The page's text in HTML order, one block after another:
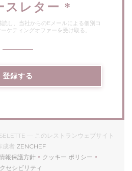
スレター *
し、当社からのEメールによる個別コ
ケティングオファーを受け取る。
登録する
— このレストランウェブサイト
成者 ZENCHEF((新しいウィンドウで開きます
開きます))
ンドウで開きます))
報保護方針
((新しいウィンドウで開きます))
クッキー ポリシー
((新しいウィンドウで
セシビリティ